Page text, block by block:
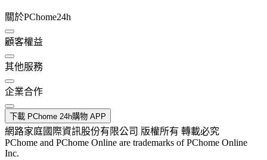
關於PChome24h
顧客權益
其他服務
企業合作
下載 PChome 24h購物 APP
網路家庭國際資訊股份有限公司 版權所有 轉載必究
PChome and PChome Online are trademarks of PChome Online
Inc.